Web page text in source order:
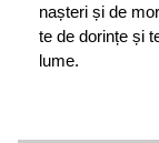
nașteri și de
te de dorințe și
lume.